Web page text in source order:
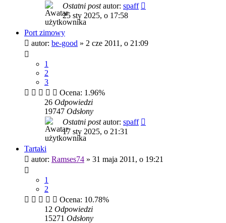
Ostatni postautor: spaff
25 sty 2025, o 17:58
Port zimowy
autor: be-good » 2 cze 2011, o 21:09
1
2
3
Ocena: 1.96%
26 Odpowiedzi
19747 Odsłony
Ostatni postautor: spaff
17 sty 2025, o 21:31
Tartaki
autor: Ramses74 » 31 maja 2011, o 19:21
1
2
Ocena: 10.78%
12 Odpowiedzi
15271 Odsłony